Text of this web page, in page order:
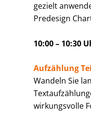
gezielt
Predesign
10:00 – 10:30
Aufzählung
Wandeln Sie
wirkungsvolle